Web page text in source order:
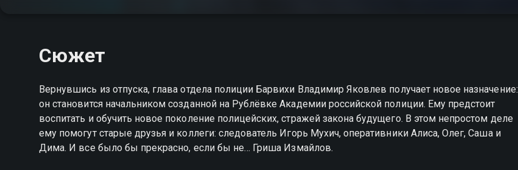
Сюжет
Вернувшись из отпуска, глава отдела полиции Барвихи Владимир Яковлев получает новое назначение:
он становится начальником созданной на Рублёвке Академии российской полиции. Ему предстоит
воспитать и обучить новое поколение полицейских, стражей закона будущего. В этом непростом деле
ему помогут старые друзья и коллеги: следователь Игорь Мухич, оперативники Алиса, Олег, Саша и
Дима. И все было бы прекрасно, если бы не… Гриша Измайлов.